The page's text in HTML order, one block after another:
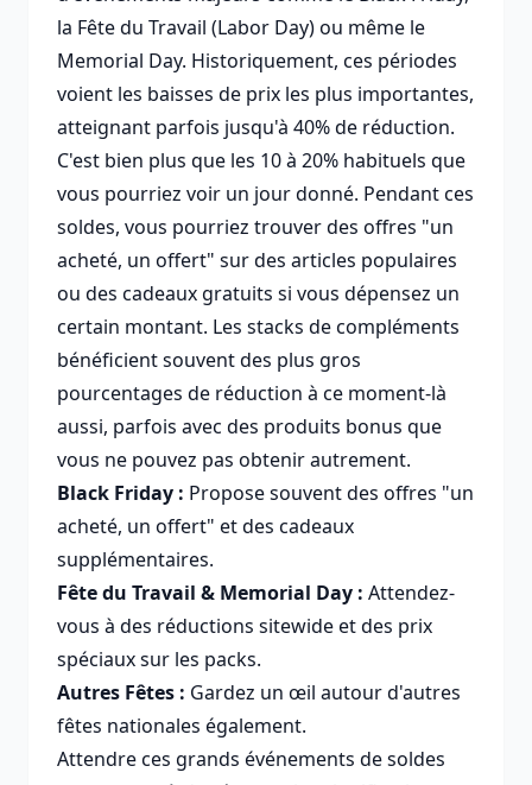
la Fête du Travail (Labor Day) ou même le
Memorial Day. Historiquement, ces périodes
voient les baisses de prix les plus importantes,
atteignant parfois jusqu'à 40% de réduction.
C'est bien plus que les 10 à 20% habituels que
vous pourriez voir un jour donné. Pendant ces
soldes, vous pourriez trouver des offres "un
acheté, un offert" sur des articles populaires
ou des cadeaux gratuits si vous dépensez un
certain montant. Les stacks de compléments
bénéficient souvent des plus gros
pourcentages de réduction à ce moment-là
aussi, parfois avec des produits bonus que
vous ne pouvez pas obtenir autrement.
Black Friday : Propose souvent des offres "un
acheté, un offert" et des cadeaux
supplémentaires.
Fête du Travail & Memorial Day : Attendez-
vous à des réductions sitewide et des prix
spéciaux sur les packs.
Autres Fêtes : Gardez un œil autour d'autres
fêtes nationales également.
Attendre ces grands événements de soldes